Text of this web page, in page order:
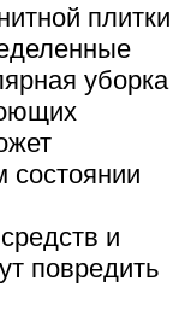
плитки
уборка
состоянии
и
повредить